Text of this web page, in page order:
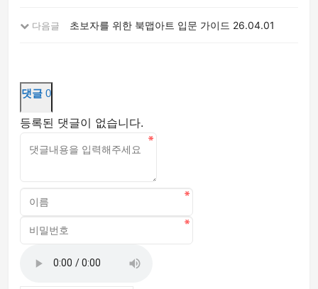
다음글 초보자를 위한 북맵아트 입문 가이드 26.04.01
댓글 0
등록된 댓글이 없습니다.